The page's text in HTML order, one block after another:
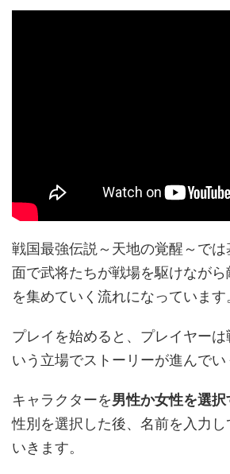
戦国最強伝説～天地の覚醒～で
面で武将たちが戦場を駆けなが
を集めていく流れになっています
プレイを始めると、プレイヤーは
いう立場でストーリーが進んでい
キャラクターを男性か女性を選
性別を選択した後、名前を入力
いきます。